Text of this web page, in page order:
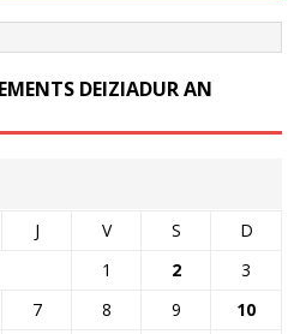
DEIZIADUR AN
J V S
D
1
2
3
7 8 9
10